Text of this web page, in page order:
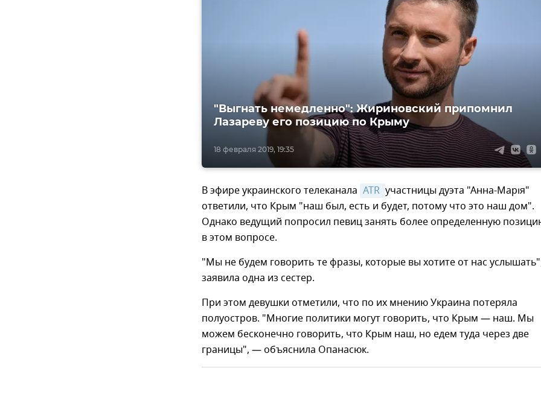
18 февраля 2019, 19:35
"Выгнать немедленно": Жириновский припомнил
Лазареву его позицию по Крыму
В эфире украинского телеканала ATR участницы дуэта "Анна-Марія"
ответили, что Крым "наш был, есть и будет, потому что это наш дом".
Однако ведущий попросил певиц занять более определенную
в этом вопросе.
"Мы не будем говорить те фразы, которые вы хотите от нас
заявила одна из сестер.
При этом девушки отметили, что по их мнению Украина потеряла
полуостров. "Многие политики могут говорить, что Крым — наш. Мы
можем бесконечно говорить, что Крым наш, но едем туда через две
границы", — объяснила Опанасюк.